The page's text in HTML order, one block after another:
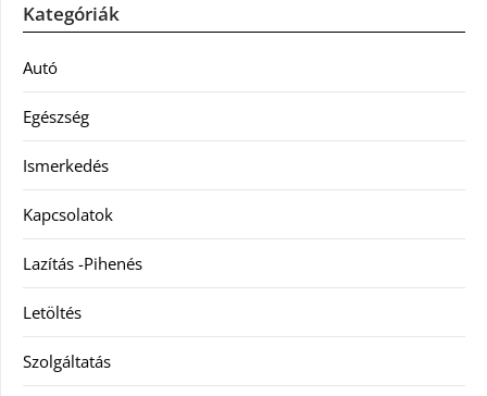
Kategóriák
Autó
Egészség
Ismerkedés
Kapcsolatok
Lazítás -Pihenés
Letöltés
Szolgáltatás